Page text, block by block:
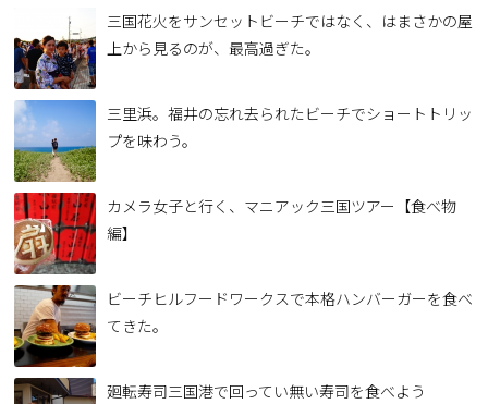
三国花火をサンセットビーチではなく、はまさかの屋
上から見るのが、最高過ぎた。
三里浜。福井の忘れ去られたビーチでショートトリッ
プを味わう。
カメラ女子と行く、マニアック三国ツアー【食べ物
編】
ビーチヒルフードワークスで本格ハンバーガーを食べ
てきた。
廻転寿司三国港で回ってい無い寿司を食べよう